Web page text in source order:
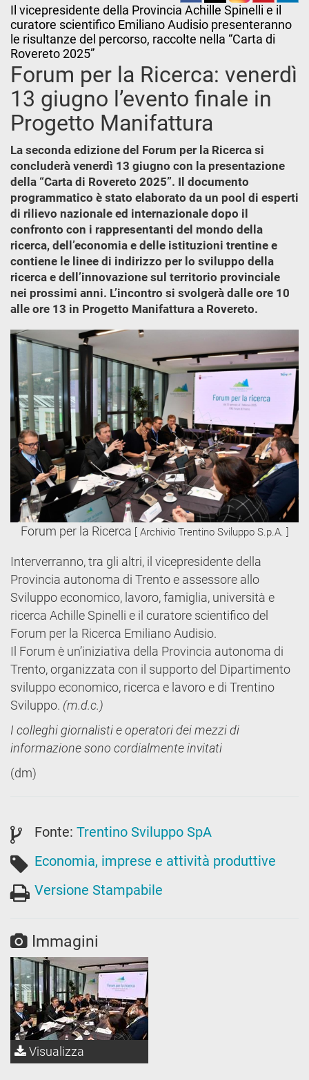
Il vicepresidente della Provincia Achille Spinelli e il
curatore scientifico Emiliano Audisio presenteranno
le risultanze del percorso, raccolte nella “Carta di
Rovereto 2025”
Forum per la Ricerca: venerdì
13 giugno l’evento finale in
Progetto Manifattura
La seconda edizione del Forum per la Ricerca si
concluderà venerdì 13 giugno con la presentazione
della “Carta di Rovereto 2025”. Il documento
programmatico è stato elaborato da un pool di esperti
di rilievo nazionale ed internazionale dopo il
confronto con i rappresentanti del mondo della
ricerca, dell’economia e delle istituzioni trentine e
contiene le linee di indirizzo per lo sviluppo della
ricerca e dell’innovazione sul territorio provinciale
nei prossimi anni. L’incontro si svolgerà dalle ore 10
alle ore 13 in Progetto Manifattura a Rovereto.
Forum per la Ricerca [ Archivio Trentino Sviluppo S.p.A. ]
Interverranno, tra gli altri, il vicepresidente della
Provincia autonoma di Trento e assessore allo
Sviluppo economico, lavoro, famiglia, università e
ricerca Achille Spinelli e il curatore scientifico del
Forum per la Ricerca Emiliano Audisio.
Il Forum è un’iniziativa della Provincia autonoma di
Trento, organizzata con il supporto del Dipartimento
sviluppo economico, ricerca e lavoro e di Trentino
Sviluppo. (m.d.c.)
I colleghi giornalisti e operatori dei mezzi di
informazione sono cordialmente invitati
(dm)
Fonte: Trentino Sviluppo SpA
Economia, imprese e attività produttive
Versione Stampabile
Immagini
Visualizza